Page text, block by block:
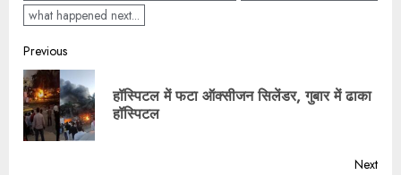
what happened next...
Previous
हॉस्पिटल में फटा ऑक्सीजन सिलेंडर, गुबार में ढाका
हॉस्पिटल
Next